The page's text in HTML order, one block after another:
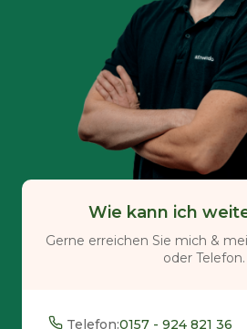
Wie kann ich
Gerne erreichen Sie mich &
oder Telefon.
Telefon:0157 - 924 821 36